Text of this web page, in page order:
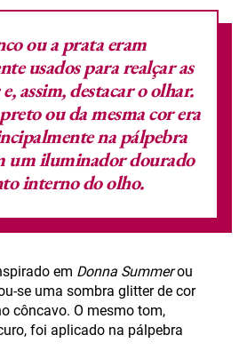
ou a prata eram
usados para realçar as
assim, destacar o olhar.
ou da mesma cor era
na pálpebra
um iluminador dourado
interno do olho.
em Donna Summerou
se uma sombra glitter de cor
côncavo. O mesmo tom,
foi aplicado na pálpebra